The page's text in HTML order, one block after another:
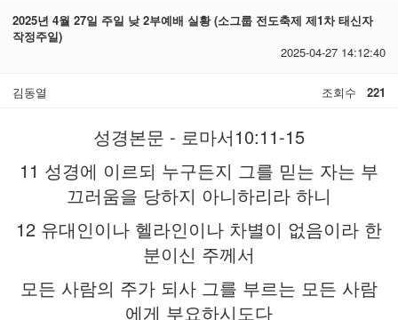
2025년 4월 27일 주일 낮 2부예배 실황 (소그룹 전도축제 제1차 태신자
작정주일)
2025-04-27 14:12:40
김동열 조회수 221
성경본문 - 로마서10:11-15
11 성경에 이르되 누구든지 그를 믿는 자는 부
끄러움을 당하지 아니하리라 하니
12 유대인이나 헬라인이나 차별이 없음이라 한
분이신 주께서
모든 사람의 주가 되사 그를 부르는 모든 사람
에게 부요하시도다